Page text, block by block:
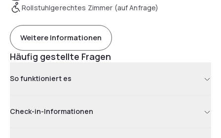
Rollstuhlgerechtes Zimmer (auf Anfrage)
Weitere Informationen
Häufig gestellte Fragen
So funktioniert es
Check-in-Informationen